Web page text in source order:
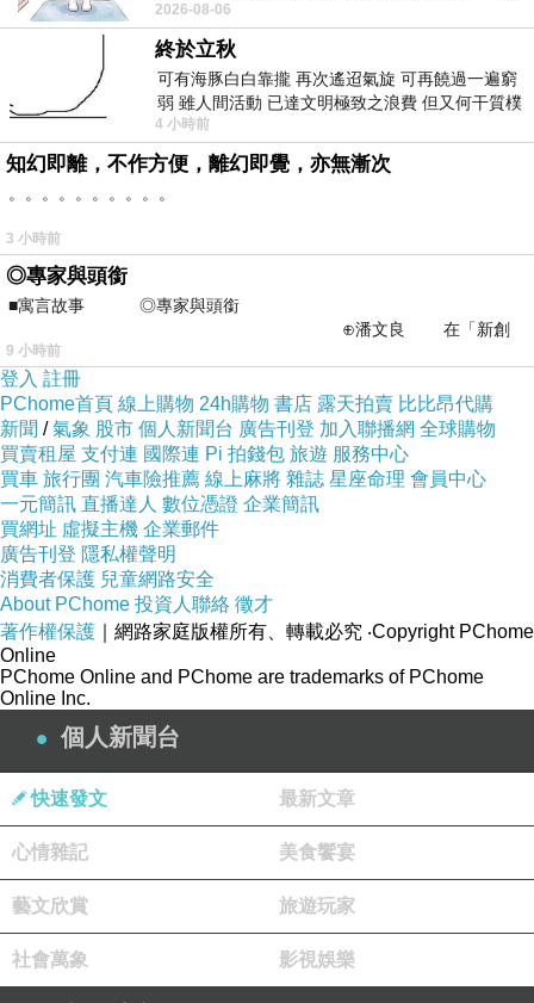
1964年驚悚電影大師希區考克來札達爾時曾說：
「如果你
想看世界上最美麗的日落，那就請你來札達爾。」
一群攝影同好早已擺好陣仗，等待捕捉那瞬間美麗
視線不對齊， 讓我很難不
2026-08-06
終於立秋
可有海豚白白靠攏 再次遙迢氣旋 可再饒過一遍窮
弱 雖人間活動 已達文明極致之浪費 但又何干質樸
者 只能白白陪葬
4 小時前
知幻即離，不作方便，離幻即覺，亦無漸次
。。。。。。。。。。
3 小時前
◎專家與頭銜
■寓言故事 ◎專家與頭銜
⊕潘文良 在「新創
之谷」裡——
9 小時前
登入 註冊
PChome首頁 線上購物 24h購物 書店 露天拍賣 比比昂代購
新聞 /氣象 股市 個人新聞台 廣告刊登 加入聯播網 全球購物
買賣租屋 支付連 國際連 Pi 拍錢包 旅遊 服務中心
買車 旅行團 汽車險推薦 線上麻將 雜誌 星座命理 會員中心
一元簡訊 直播達人 數位憑證 企業簡訊
買網址 虛擬主機 企業郵件
廣告刊登 隱私權聲明
消費者保護 兒童網路安全
About PChome 投資人聯絡 徵才
著作權保護 ｜網路家庭版權所有、轉載必究 ‧Copyright PChome
Online
PChome Online and PChome are trademarks of PChome
Online Inc.
個人新聞台
快速發文 最新文章
心情雜記 美食饗宴
藝文欣賞 旅遊玩家
社會萬象 影視娛樂